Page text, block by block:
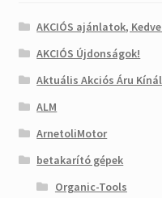
AKCIÓS ajánlatok,
AKCIÓS Újdonságok!
Aktuális Akciós Áru
ALM
ArnetoliMotor
betakarító gépek
Organic-Tools